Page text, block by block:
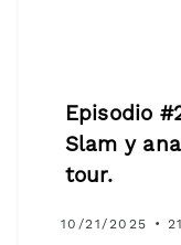
Episodio
Slam y
tour.
10/21/2025 •